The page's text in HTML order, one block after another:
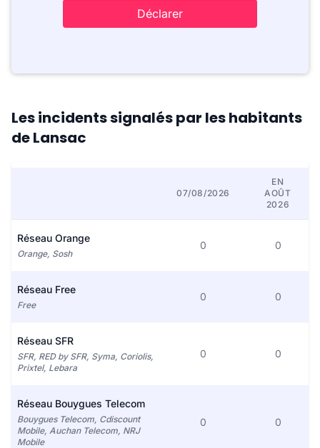
Déclarer
Les incidents signalés par les habitants
de Lansac
07/08/2026
EN
AOÛT
2026
Réseau Orange
Orange, Sosh
0 0
Réseau Free
Free
0 0
Réseau SFR
SFR, RED by SFR, Syma, Coriolis,
Prixtel, Lebara
0 0
Réseau Bouygues Telecom
Bouygues Telecom, Cdiscount
Mobile, Auchan Telecom, NRJ
Mobile
0 0